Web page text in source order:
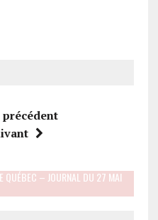
QUÉBEC – JOURNAL DU 27 MAI